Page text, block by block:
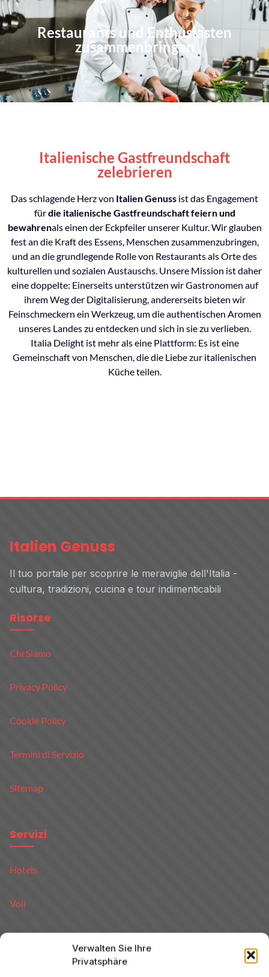
Verwalten Sie Ihre
Privatsphäre
Restaurants und Enthusiasten
zusammenbringen
Italienische Gastfreundschaft
zelebrieren
Das schlagende Herz von Italien Genuss ist das Engagement
fürdie italienische Gastfreundschaft feiern und
bewahrenals einen der Eckpfeiler unserer Kultur. Wir glauben
fest an die Kraft des Essens, Menschen zusammenzubringen,
und an die grundlegende Rolle von Restaurants als Orte des
kulturellen und sozialen Austauschs. Unsere Mission ist daher
eine doppelte: Einerseits unterstützen wir Gastronomen auf
ihrem Weg der Digitalisierung, andererseits bieten wir
Feinschmeckern ein Werkzeug, um die authentischen Aromen
unseres Landes zu entdecken und sich in sie zu verlieben.
Italia Delight ist mehr als eine Plattform: Es ist eine
Gemeinschaft von Menschen, die die Liebe zur italienischen
Küche teilen.
Italien Genuss
Il tuo portale per scoprire le meraviglie dell'Italia -
cultura, tradizioni, cucina e tour indimenticabili
Risorse
Chi Siamo
Privacy Policy
Cookie Policy
Termini di Servizio
Sitemap
Servizi
Hotels
Voli
Noleggio Auto